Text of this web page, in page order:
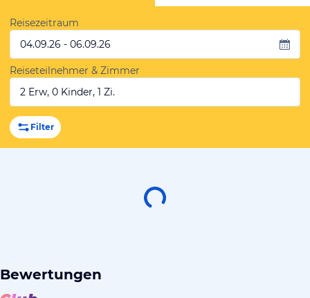
Reisezeitraum
04.09.26 - 06.09.26
Reiseteilnehmer & Zimmer
2 Erw, 0 Kinder, 1 Zi.
Filter
Bewertungen